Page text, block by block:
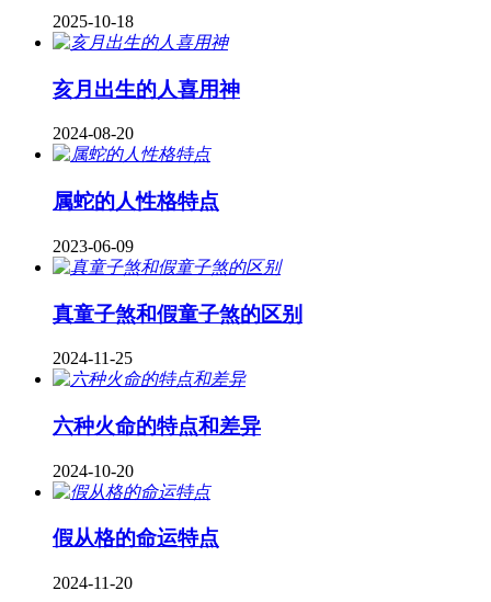
2025-10-18
亥月出生的人喜用神
2024-08-20
属蛇的人性格特点
2023-06-09
真童子煞和假童子煞的区别
2024-11-25
六种火命的特点和差异
2024-10-20
假从格的命运特点
2024-11-20